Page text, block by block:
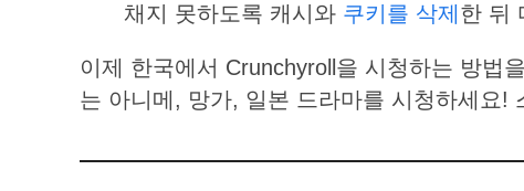
채지 못하도록 캐시와 쿠키를 삭제 한 뒤
이제 한국에서 Crunchyroll을 시청하는 방법
는 아니메, 망가, 일본 드라마를 시청하세요!